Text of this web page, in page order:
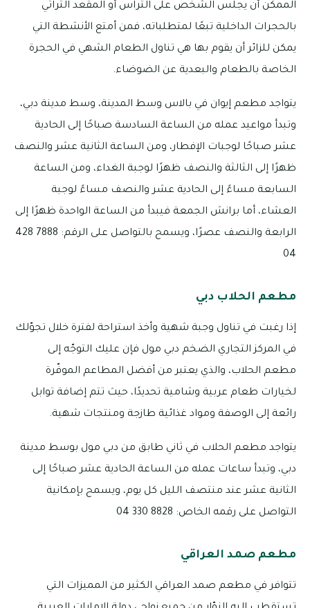
الممكن أن يجلس الشخص على التراس أو المقعد التراثي
بالحجرات الداخلية تبعًا لمتطلباته، فمن أمتع الأنشطة التي
يمكن للزائر أن يقوم بها هي تناول الطعام الشهي في الحجرة
الخاصة بالطعام والبعدية عن الضوضاء.
يتواجد مطعم إيوان في بالاس وسط المدينة، وسط مدينة دبي،
وتبدأ مواعيد عمله من الساعة السادسة صباحًا إلى الحادية
عشر صباحًا لوجبات الإفطار، ومن الساعة الثانية عشر والنصف
ظهرًا إلى الثالثة والنصف ظهرًا لوجبة الغداء، ومن الساعة
السابعة مساءً إلى الحادية عشر والنصف مساءً لوجبة
العشاء، أما برانش الجمعة فيبدأ من الساعة الواحدة ظهرًا إلى
الرابعة والنصف عصرًا، ويسمح بالتواصل على الرقم: 7888 428
04
مطعم الحلاب دبي
إذا رغبت في تناول وجبة شهية وأخذ استراحة لفترة خلال تجوّلك
في المركز التجاري الضخم دبي مول فإن عليك التوجّه إلى
مطعم الحلاب، والذي يعتبر من أفضل المطاعم الموفّرة
لخيارات طعام عربية وشامية تحديدًا، حيث تتم إضافة توابل
رائعة إلى الوصفة ومواد غذائية طازجة ومنتجات شهية.
يتواجد مطعم الحلاب في ثاني طابق من دبي مول بوسط مدينة
دبي، وتبدأ ساعات عمله من الساعة الحادية عشر صباحًا إلى
الثانية عشر عند منتصف الليل كل يوم، ويسمح بإمكانية
التواصل على رقمه الخاص: 8828 330 04
مطعم صمد العراقي
تتوافر في مطعم صمد العراقي الكثير من المميزات التي